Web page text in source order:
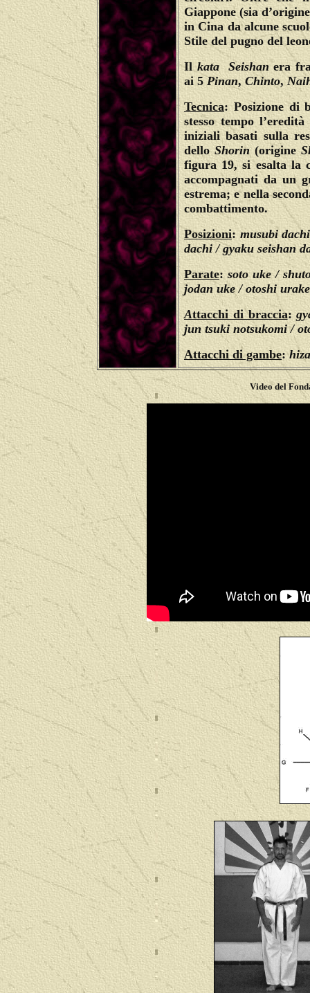
Giappone(sia
in Cina da alcune
Stile del pugno del
Il kata Seishan era
ai 5Pinan, Chinto,
Tecnica: Posizione di
stesso tempo
iniziali basati sulla
delloShorin(origine
figura 19, si esalta la
accompagnati da un
estrema; e nella
combattimento.
Posizioni:musubi
dachi / gyaku seishan
Parate: soto uke /
jodan uke / otoshi
Attacchi di braccia:
jun tsuki notsukomi /
Attacchi di gambe:
Video del